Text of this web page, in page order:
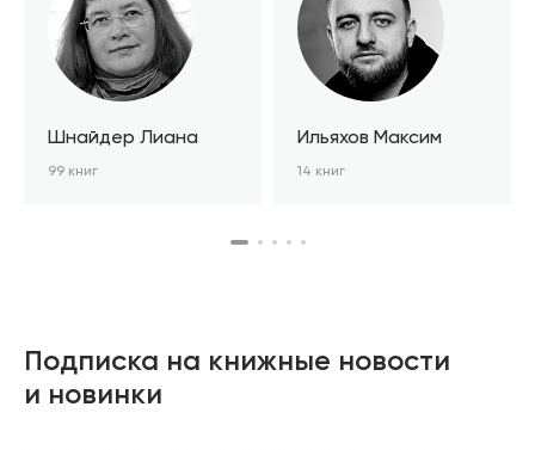
Шнайдер Лиана
99 книг
Ильяхов Максим
14 книг
Подписка на книжные новости
и новинки